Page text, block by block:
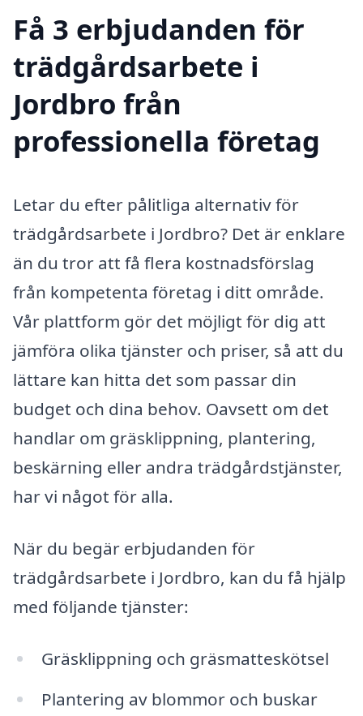
Få 3 erbjudanden för
trädgårdsarbete i
Jordbro från
professionella företag
Letar du efter pålitliga alternativ för
trädgårdsarbete i Jordbro? Det är enklare
än du tror att få flera kostnadsförslag
från kompetenta företag i ditt område.
Vår plattform gör det möjligt för dig att
jämföra olika tjänster och priser, så att du
lättare kan hitta det som passar din
budget och dina behov. Oavsett om det
handlar om gräsklippning, plantering,
beskärning eller andra trädgårdstjänster,
har vi något för alla.
När du begär erbjudanden för
trädgårdsarbete i Jordbro, kan du få hjälp
med följande tjänster:
Gräsklippning och gräsmatteskötsel
Plantering av blommor och buskar